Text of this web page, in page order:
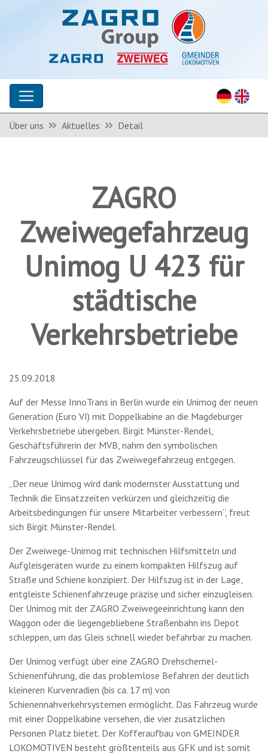
Über uns Aktuelles Detail
ZAGRO
Zweiwegefahrzeug
Unimog U 423 für
städtische
Verkehrsbetriebe
25.09.2018
Auf der Messe InnoTrans in Berlin wurde ein Unimog der neuen
Generation (Euro VI) mit Doppelkabine an die Magdeburger
Verkehrsbetriebe übergeben. Birgit Münster-Rendel,
Geschäftsführerin der MVB, nahm den symbolischen
Fahrzeugschlüssel für das Zweiwegefahrzeug entgegen.
„Der neue Unimog wird dank modernster Ausstattung und
Technik die Einsatzzeiten verkürzen und gleichzeitig die
Arbeitsbedingungen für unsere Mitarbeiter verbessern“, freut
sich Birgit Münster-Rendel.
Der Zweiwege-Unimog mit technischen Hilfsmitteln und
Aufgleisgeräten wurde zu einem kompakten Hilfszug auf
Straße und Schiene konzipiert. Der Hilfszug ist in der Lage,
entgleiste Schienenfahrzeuge präzise und sicher einzugleisen.
Der Unimog mit der ZAGRO Zweiwegeeinrichtung kann den
Waggon oder die liegengebliebene Straßenbahn ins Depot
schleppen, um das Gleis schnell wieder befahrbar zu machen.
Der Unimog verfügt über eine ZAGRO Drehschemel-
Schienenführung, die das problemlose Befahren der deutlich
kleineren Kurvenradien (bis ca. 17 m) von
Schienennahverkehrsystemen ermöglicht. Das Fahrzeug wurde
mit einer Doppelkabine versehen, die vier zusätzlichen
Personen Platz bietet. Der Kofferaufbau von GMEINDER
LOKOMOTIVEN besteht größtenteils aus GFK und ist somit